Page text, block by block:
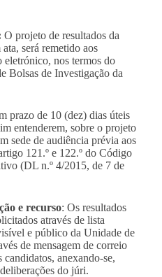
O projeto de resultados da
será remetido aos
eletrónico, nos termos do
Bolsas de Investigação da
prazo de 10 (dez) dias úteis
entenderem, sobre o projeto
sede de audiência prévia aos
121.º e 122.º do Código
(DL n.º 4/2015, de 7 de
e recurso: Os resultados
através de lista
e público da Unidade de
de mensagem de correio
anexando-se,
do júri.